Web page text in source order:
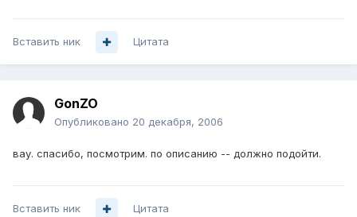
Вставить ник Цитата
GonZO
Опубликовано 20 декабря, 2006
вау. спасибо, посмотрим. по описанию -- должно подойти.
Вставить ник Цитата